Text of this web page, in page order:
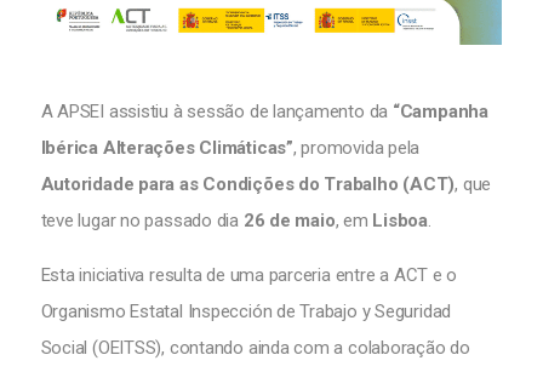
A APSEI assistiu à sessão de lançamento da “Campanha
Ibérica Alterações Climáticas”, promovida pela
Autoridade para as Condições do Trabalho (ACT), que
teve lugar no passado dia 26 de maio, em Lisboa.
Esta iniciativa resulta de uma parceria entre a ACT e o
Organismo Estatal Inspección de Trabajo y Seguridad
Social (OEITSS), contando ainda com a colaboração do